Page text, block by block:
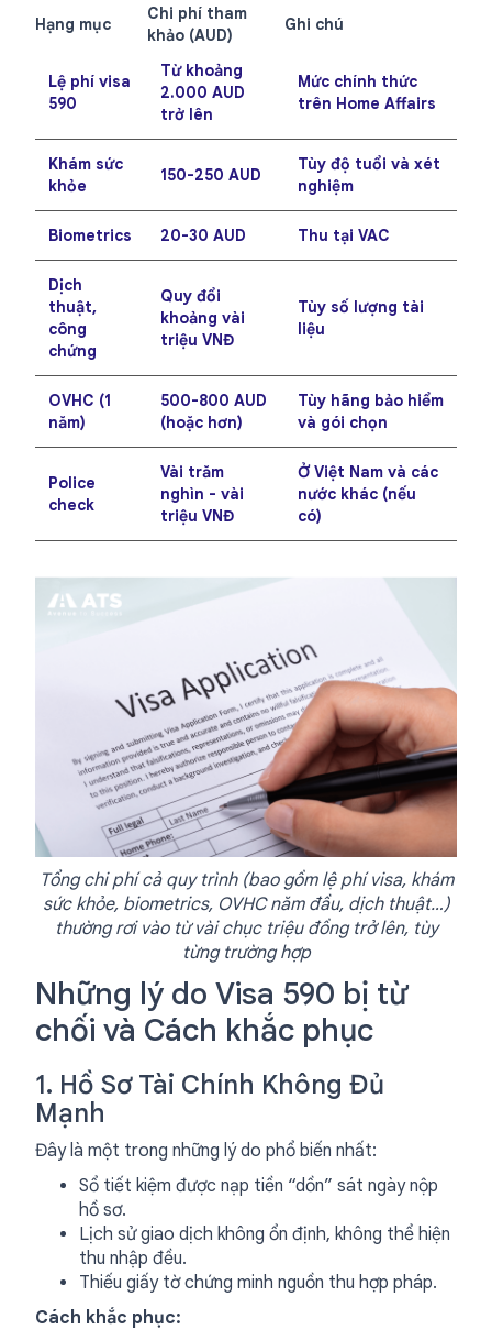
Hạng mục
Chi phí tham
khảo (AUD)
Ghi chú
Lệ phí visa
590
Từ khoảng
2.000 AUD
trở lên
Mức chính thức
trên Home Affairs
Khám sức
khỏe
150-250 AUD
Tùy độ tuổi và xét
nghiệm
Biometrics 20-30 AUD Thu tại VAC
Dịch
thuật,
công
chứng
Quy đổi
khoảng vài
triệu VNĐ
Tùy số lượng tài
liệu
OVHC (1
năm)
500-800 AUD
(hoặc hơn)
Tùy hãng bảo hiểm
và gói chọn
Police
check
Vài trăm
nghìn - vài
triệu VNĐ
Ở Việt Nam và các
nước khác (nếu
có)
Tổng chi phí cả quy trình (bao gồm lệ phí visa, khám
sức khỏe, biometrics, OVHC năm đầu, dịch thuật…)
thường rơi vào từ vài chục triệu đồng trở lên, tùy
từng trường hợp
Những lý do Visa 590 bị từ
chối và Cách khắc phục
1. Hồ Sơ Tài Chính Không Đủ
Mạnh
Đây là một trong những lý do phổ biến nhất:
Sổ tiết kiệm được nạp tiền “dồn” sát ngày nộp
hồ sơ.
Lịch sử giao dịch không ổn định, không thể hiện
thu nhập đều.
Thiếu giấy tờ chứng minh nguồn thu hợp pháp.
Cách khắc phục: